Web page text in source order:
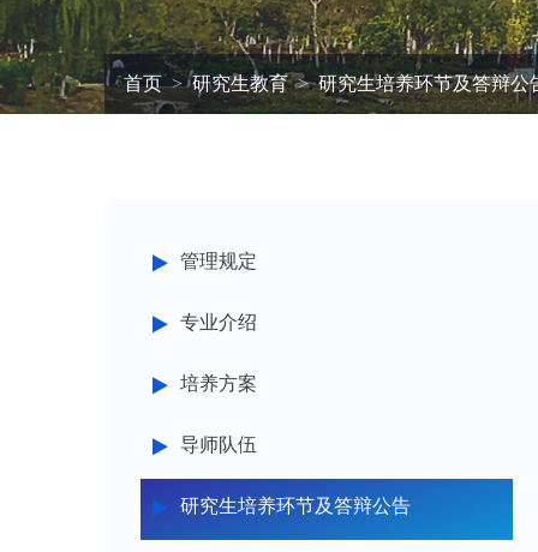
首页 研究生教育 研究生培养环节及答辩公
管理规定
专业介绍
培养方案
导师队伍
研究生培养环节及答辩公告